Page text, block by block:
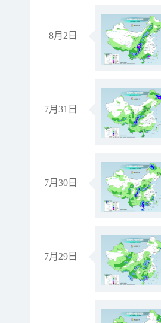
8月2日
7月31日
7月30日
7月29日